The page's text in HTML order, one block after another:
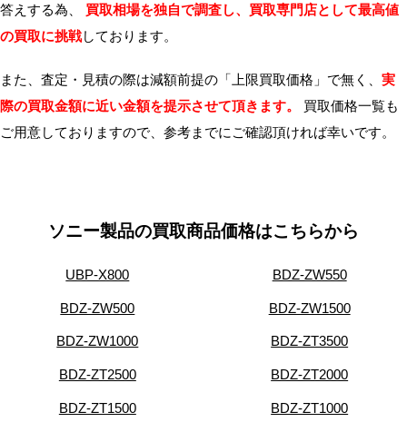
答えする為、
買取相場を独自で調査し、買取専門店として最高値
の買取に挑戦しております。
また、査定・見積の際は減額前提の「上限買取価格」で無く、 実
際の買取金額に近い金額を提示させて頂きます。
買取価格一覧も
ご用意しておりますので、 参考までにご確認頂ければ幸いです。
ソニー製品の買取商品価格はこちらから
UBP-X800 BDZ-ZW550
BDZ-ZW500 BDZ-ZW1500
BDZ-ZW1000 BDZ-ZT3500
BDZ-ZT2500 BDZ-ZT2000
BDZ-ZT1500 BDZ-ZT1000